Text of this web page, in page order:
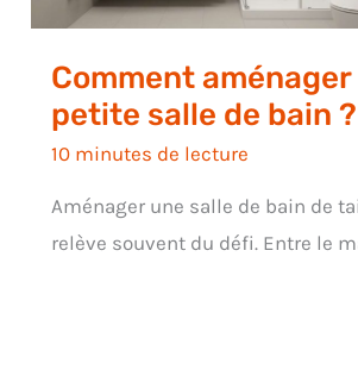
Comment aménager
petite salle de bain ?
10 minutes de lecture
Aménager une salle de bain de
relève souvent du défi. Entre le